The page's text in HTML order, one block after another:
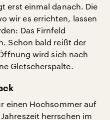
erst einmal danach. Die
wir es errichten, lassen
Das Firnfeld
Schon bald reißt der
wird sich nach
Gletscherspalte.
einen Hochsommer auf
herrschen im